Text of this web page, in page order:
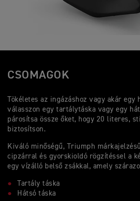
CSOMAGOK
Tökéletes az ingázáshoz vagy akár
válasszon egy tartálytáska vagy egy
párosítsa össze őket, hogy 20 literes,
biztosítson.
Kiváló minőségű, Triumph
cipzárral és gyorskioldó rögzítéssel a
egy vízálló belső zsákkal, amely
Tartály táska
Hátsó táska